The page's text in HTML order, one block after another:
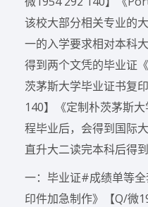
该校大部分相关专业的
一的入学要求相对本科
得到两个文凭的毕业证
茨茅斯大学毕业证书复
140】《定制朴茨茅斯
程毕业后，会得到国际
直升大二读完本科后得
一：毕业证#成绩单等
印件加急制作》【Q/微